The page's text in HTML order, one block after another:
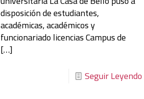
disposición de estudiantes,
académicas, académicos y
funcionariado licencias Campus de
[…]
Seguir Leyendo